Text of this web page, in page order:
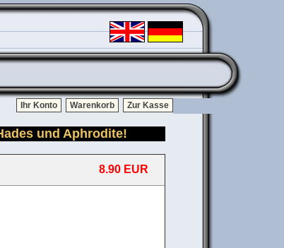
Ihr Konto Warenkorb Zur Kasse
und Aphrodite!
8.90 EUR